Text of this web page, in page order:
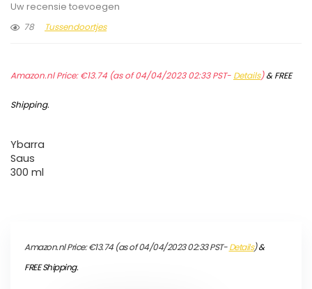
Uw recensie toevoegen
78
Tussendoortjes
Amazon.nl Price:€13.74 (as of 04/04/2023 02:33 PST- Details)&FREE
Shipping.
Ybarra
Saus
300 ml
Amazon.nl Price:€13.74(as of 04/04/2023 02:33 PST-Details)&
FREE Shipping.